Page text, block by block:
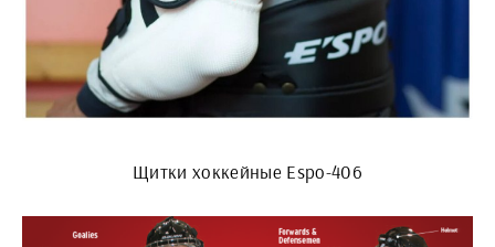
Щитки хоккейные Espo-406